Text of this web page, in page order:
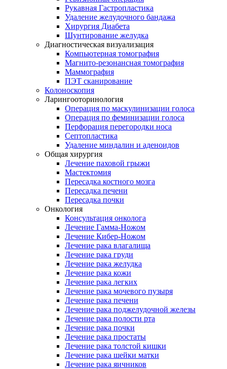
Рукавная Гастропластика
Удаление желудочного бандажа
Хирургия Диабета
Шунтирование желудка
Диагностическая визуализация
Компьютерная томография
Магнито-резонансная томография
Маммография
ПЭТ сканирование
Колоноскопия
Ларингооторинология
Операция по маскулинизации голоса
Операция по феминизации голоса
Перфорация перегородки носа
Септопластика
Удаление миндалин и аденоидов
Общая хирургия
Лечение паховой грыжи
Мастектомия
Пересадка костного мозга
Пересадка печени
Пересадка почки
Онкология
Консультация онколога
Лечение Гамма-Ножом
Лечение Кибер-Ножом
Лечение рака влагалища
Лечение рака груди
Лечение рака желудка
Лечение рака кожи
Лечение рака легких
Лечение рака мочевого пузыря
Лечение рака печени
Лечение рака поджелудочной железы
Лечение рака полости рта
Лечение рака почки
Лечение рака простаты
Лечение рака толстой кишки
Лечение рака шейки матки
Лечение рака яичников